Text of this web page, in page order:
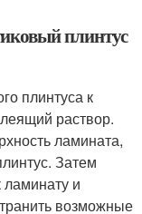
плинтус
плинтуса к
раствор.
ламината,
Затем
ламинату и
возможные